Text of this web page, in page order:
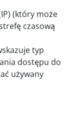
(który może
czasową
typ
dostępu do
używany